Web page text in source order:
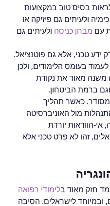
בסיס טוב במקצועות
ולעיתים גם פיזיקה או
עם מבחן כניסה ולעיתים גם
ידע טכני, אלא גם פוטנציאל.
בעומס הלימודים, ולכן
משנה מאוד את נקודת
ברמת הביטחון.
מסודר. כאשר תהליך
מול האוניברסיטה
אי-הוודאות יורדת
זהו לא פרט טכני אלא
חזק מאוד בלימודי רפואה
ובמיוחד לישראלים. הסיבה